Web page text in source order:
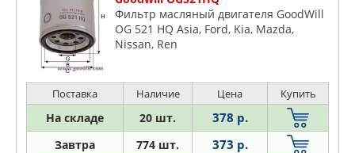
Фильтр масляный двигателя GoodWill
OG 521 HQ Asia, Ford, Kia, Mazda,
Nissan, Ren
Поставка Наличие Цена Купить
На складе 20 шт. 378 р.
Завтра 774 шт. 373 р.